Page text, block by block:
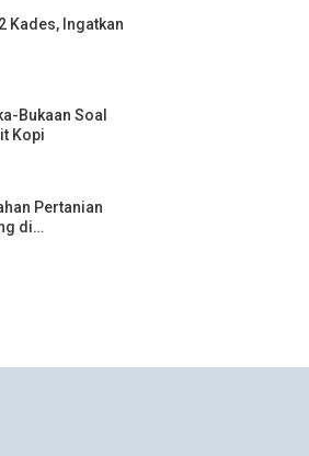
Kades, Ingatkan
Bukaan Soal
Kopi
Pertanian
di…